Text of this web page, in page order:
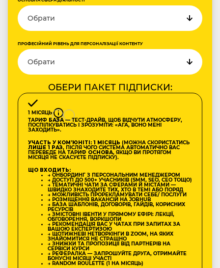
ПРОФЕСІЙНИЙ РІВЕНЬ ДЛЯ ПЕРСОНАЛІЗАЦІЇ КОНТЕНТУ
ОБЕРИ ПАКЕТ ПІДПИСКИ:
1 МІСЯЦЬ
ТАРИФ БАЗА— ТЕСТ-ДРАЙВ, ЩОБ ВІДЧУТИ АТМОСФЕРУ,
ПОСПІЛКУВАТИСЬ І ЗРОЗУМІТИ: «АГА, ВОНО МЕНІ
ЗАХОДИТЬ».
УЧАСТЬ У КОМʼЮНІТІ: 1 МІСЯЦЬ (МОЖНА СКОРИСТАТИСЬ
ЛИШЕ 1 РАЗ, ПІСЛЯ ЧОГО СИСТЕМА АВТОМАТИЧНО ВАС
ПЕРЕВЕДЕ НА ТАРИФ ОСНОВА, ЯКЩО ВИ ПРОТЯГОМ
МІСЯЦЯ НЕ СКАСУЄТЕ ПІДПИСКУ).
ЩО ВХОДИТЬ:
→ ОНБОРДИНГ З ПЕРСОНАЛЬНИМ МЕНЕДЖЕРОМ
→ ДОСТУП ДО 500+ УЧАСНИКІВ (SMM, SEO, CEO ТОЩО)
→ ТЕМАТИЧНІ ЧАТИ ЗА СФЕРАМИ Й МІСТАМИ —
ШВИДКО ЗНАХОДИТЕ ТИХ, ХТО В ТЕМІ АБО ПОРЯД
→ МОЖЛИВІСТЬ ПРОРЕКЛАМУВАТИ СЕБЕ/ ПОСЛУГИ
→ РОЗМІЩЕННЯ ВАКАНСІЙ НА JOBHUB
→ БАЗА ШАБЛОНІВ, ДОГОВОРІВ, ГАЙДІВ, КОРИСНИХ
РЕСУРСІВ
→ ЗМІСТОВНІ ІВЕНТИ У ПРЯМОМУ ЕФІРІ: ЛЕКЦІЇ,
ОБГОВОРЕННЯ, ВОРКШОПИ
→ РЕКОМЕНДАЦІЯ ВАС У ЧАТАХ ПРИ ЗАПИТАХ ЗА
ВАШОЮ ЕКСПЕРТИЗОЮ
→ ЩОТИЖНЕВІ НЕТВОРКІНГИ В ZOOM, НА ЯКИХ
ЗНАЙОМИТИСЯ НЕ СТРАШНО
→ ЗНИЖКИ ТА ПРОПОЗИЦІЇ ВІД ПАРТНЕРІВ НА
СЕРВІСИ КУРСИ
→ РЕФЕРАЛКА — ЗАПРОШУЙТЕ ДРУГА, ОТРИМАЙТЕ
БОНУСНІ МІСЯЦІ УЧАСТІ
→ RANDOM ROULETTE (1 НА МІСЯЦЬ)